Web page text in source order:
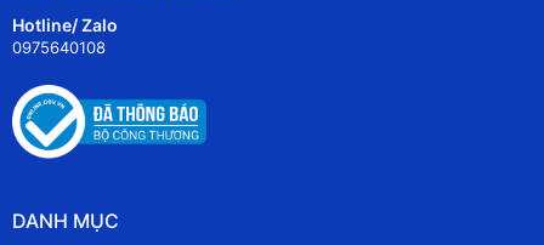
Hotline/ Zalo
0975640108
DANH MỤC